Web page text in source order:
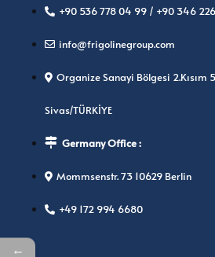
+90 536 778 04 99 / +90 346 226
info@frigolinegroup.com
Organize Sanayi Bölgesi 2.Kısım
Sivas/TÜRKİYE
Germany Office :
Mommsenstr. 73 10629 Berlin
+49 172 994 6680
←